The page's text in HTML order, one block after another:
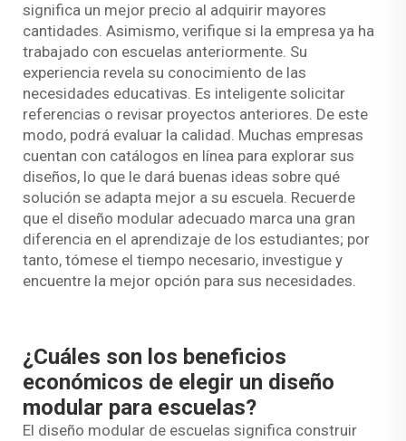
significa un mejor precio al adquirir mayores
cantidades. Asimismo, verifique si la empresa ya ha
trabajado con escuelas anteriormente. Su
experiencia revela su conocimiento de las
necesidades educativas. Es inteligente solicitar
referencias o revisar proyectos anteriores. De este
modo, podrá evaluar la calidad. Muchas empresas
cuentan con catálogos en línea para explorar sus
diseños, lo que le dará buenas ideas sobre qué
solución se adapta mejor a su escuela. Recuerde
que el diseño modular adecuado marca una gran
diferencia en el aprendizaje de los estudiantes; por
tanto, tómese el tiempo necesario, investigue y
encuentre la mejor opción para sus necesidades.
¿Cuáles son los beneficios
económicos de elegir un diseño
modular para escuelas?
El diseño modular de escuelas significa construir